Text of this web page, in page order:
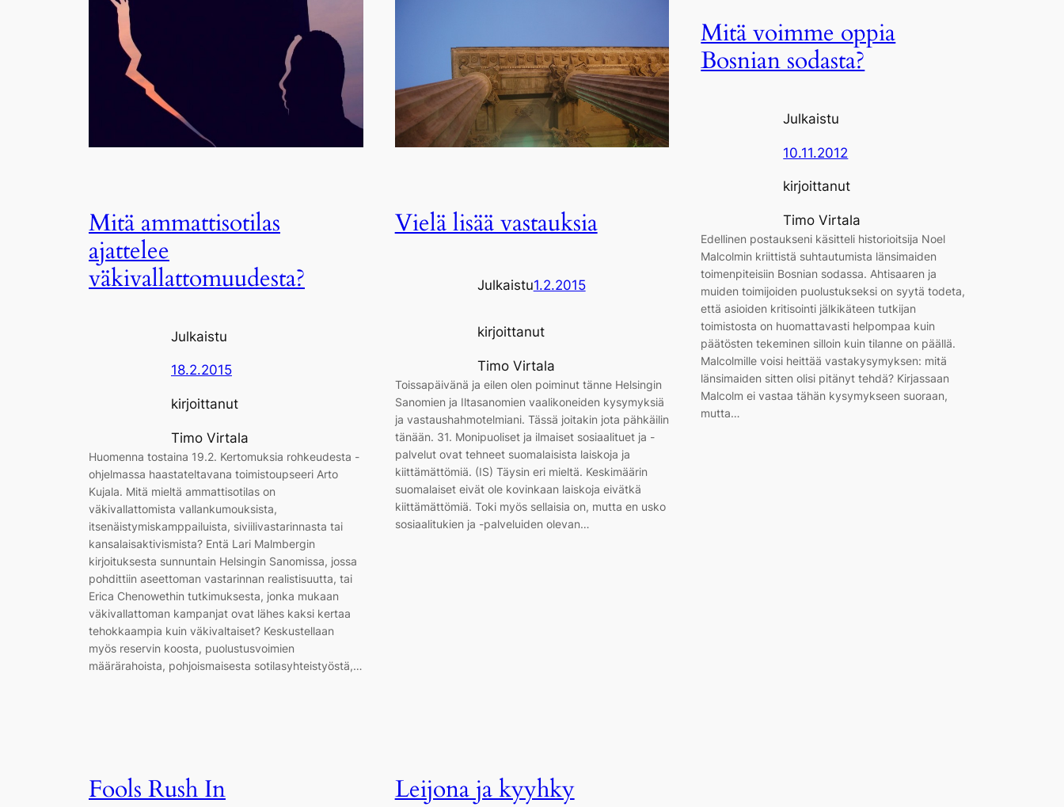
Mitä ammattisotilas
ajattelee
väkivallattomuudesta?
Julkaistu
18.2.2015
kirjoittanut
Timo Virtala
Huomenna tostaina 19.2. Kertomuksia rohkeudesta -
ohjelmassa haastateltavana toimistoupseeri Arto
Kujala. Mitä mieltä ammattisotilas on
väkivallattomista vallankumouksista,
itsenäistymiskamppailuista, siviilivastarinnasta tai
kansalaisaktivismista? Entä Lari Malmbergin
kirjoituksesta sunnuntain Helsingin Sanomissa, jossa
pohdittiin aseettoman vastarinnan realistisuutta, tai
Erica Chenowethin tutkimuksesta, jonka mukaan
väkivallattoman kampanjat ovat lähes kaksi kertaa
tehokkaampia kuin väkivaltaiset? Keskustellaan
myös reservin koosta, puolustusvoimien
määrärahoista, pohjoismaisesta sotilasyhteistyöstä,…
Vielä lisää vastauksia
Julkaistu1.2.2015
kirjoittanut
Timo Virtala
Toissapäivänä ja eilen olen poiminut tänne Helsingin
Sanomien ja Iltasanomien vaalikoneiden kysymyksiä
ja vastaushahmotelmiani. Tässä joitakin jota pähkäilin
tänään. 31. Monipuoliset ja ilmaiset sosiaalituet ja -
palvelut ovat tehneet suomalaisista laiskoja ja
kiittämättömiä. (IS) Täysin eri mieltä. Keskimäärin
suomalaiset eivät ole kovinkaan laiskoja eivätkä
kiittämättömiä. Toki myös sellaisia on, mutta en usko
sosiaalitukien ja -palveluiden olevan…
Mitä voimme oppia
Bosnian sodasta?
Julkaistu
10.11.2012
kirjoittanut
Timo Virtala
Edellinen postaukseni käsitteli historioitsija Noel
Malcolmin kriittistä suhtautumista länsimaiden
toimenpiteisiin Bosnian sodassa. Ahtisaaren ja
muiden toimijoiden puolustukseksi on syytä todeta,
että asioiden kritisointi jälkikäteen tutkijan
toimistosta on huomattavasti helpompaa kuin
päätösten tekeminen silloin kuin tilanne on päällä.
Malcolmille voisi heittää vastakysymyksen: mitä
länsimaiden sitten olisi pitänyt tehdä? Kirjassaan
Malcolm ei vastaa tähän kysymykseen suoraan,
mutta…
Fools Rush In Leijona ja kyyhky